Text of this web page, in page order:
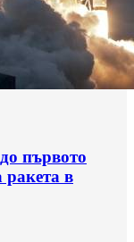
първото
ракета в